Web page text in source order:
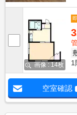
画像 : 14枚
1
空室確認